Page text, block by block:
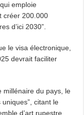
emploie
créer 200.000
d’ici 2030”.
le visa électronique,
devrait faciliter
millénaire du pays, le
uniques”, citant le
d’art rupestre